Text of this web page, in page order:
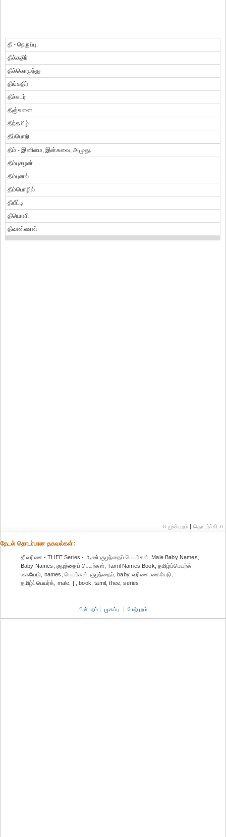
தீ - நெருப்பு.
தீக்கதிர்
தீக்கொழுந்து
தீங்கதிர்
தீச்சுடர்
தீஞ்சுனை
தீந்தமிழ்
தீப்பொறி
தீம் - இனிமை, இன்சுவை, அமுது.
தீம்புகழன்
தீம்புனல்
தீம்பொழில்
தீயீட்டி
தீயொளி
தீவண்ணன்
‹‹ முன்புறம் | தொடர்ச்சி ››
தேட‌ல் தொட‌ர்பான தகவ‌ல்க‌ள்:
தீ வரிசை - THEE Series - ஆண் குழந்தைப் பெயர்கள், Male Baby Names,
Baby Names, குழந்தைப் பெயர்கள், Tamil Names Book, தமிழ்ப்பெயர்க்
கையேடு, names, பெயர்கள், குழந்தைப், baby, வரிசை, கையேடு,
தமிழ்ப்பெயர்க், male, | , book, tamil, thee, series
பின்புறம் | முகப்பு | மேற்புறம்